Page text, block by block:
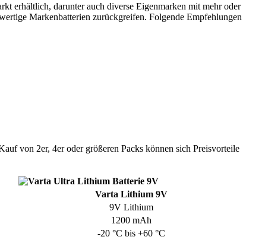
erhältlich, darunter auch diverse Eigenmarken mit mehr oder
Markenbatterien zurückgreifen. Folgende Empfehlungen
von 2er, 4er oder größeren Packs können sich Preisvorteile
Varta Lithium 9V
9V Lithium
1200 mAh
-20 °C bis +60 °C